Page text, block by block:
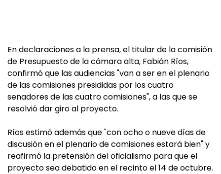
En declaraciones a la prensa, el titular de la comisión
de Presupuesto de la cámara alta, Fabián Ríos,
confirmó que las audiencias "van a ser en el plenario
de las comisiones presididas por los cuatro
senadores de las cuatro comisiones", a las que se
resolvió dar giro al proyecto.
Ríos estimó además que "con ocho o nueve días de
discusión en el plenario de comisiones estará bien" y
reafirmó la pretensión del oficialismo para que el
proyecto sea debatido en el recinto el 14 de octubre.